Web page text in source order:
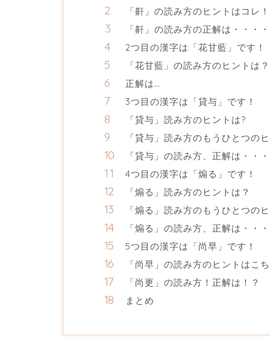
「鼾」の読み方のヒントはコレ！
「鼾」の読み方の正解は・・・・
2つ目の漢字は「花甘藍」です！
「花甘藍」の読み方のヒントは？
正解は…
3つ目の漢字は「貸与」です！
「貸与」読み方のヒントは?
「貸与」読み方のもうひとつの
「貸与」の読み方、正解は・・・
4つ目の漢字は「煽る」です！
「煽る」読み方のヒントは？
「煽る」読み方のもうひとつの
「煽る」の読み方、正解は・・・
5つ目の漢字は「尚早」です！
「尚早」の読み方のヒントはこ
「尚更」の読み方！正解は！？
まとめ